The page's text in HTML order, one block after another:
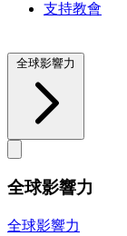
支持教會
全球影響力
全球影響力
全球影響力